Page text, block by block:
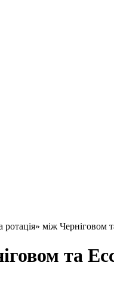
ротація» між Черніговом
та